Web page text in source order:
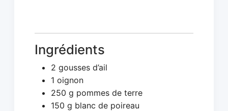
Ingrédients
2 gousses d’ail
1 oignon
250 g pommes de terre
150 g blanc de poireau